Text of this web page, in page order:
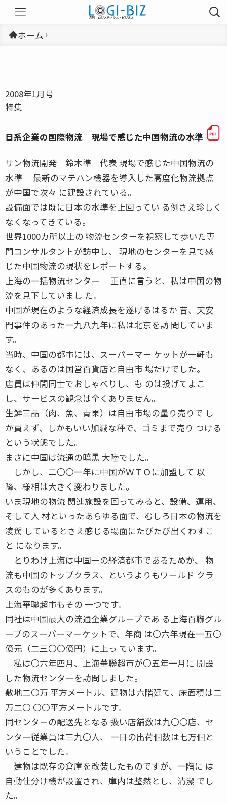
ホーム
2008年1月号
特集
日系企業の国際物流 現場で感じた中国物流の水準
サン物流開発 鈴木準 代表 現場で感じた中国物流の
水準 最新のマテハン機器を導入した高度化物流拠点
が中国で次々 に建設されている。
設備面では既に日本の水準を上回ってい る例さえ珍しく
なくなってきている。
世界1000カ所以上の 物流センターを視察して歩いた専
門コンサルタントが訪中し、 現地のセンターを見て感
じた中国物流の現状をレポートする。
上海の一括物流センター 正直に言うと、私は中国の物
流を見下していまし た。
中国が現在のような経済成長を遂げるはるか 昔、天安
門事件のあった一九八九年に私は北京を訪 問していま
す。
当時、中国の都市には、スーパーマー ケットが一軒も
なく、あるのは国営百貨店と自由市 場だけでした。
店員は仲間同士でおしゃべりし、も のは投げてよこ
し、サービスの観念は全くありません。
生鮮三品（肉、魚、青果）は自由市場の量り売りで し
か買えず、しかもいい加減な秤で、ゴミまで売り つける
という状態でした。
まさに中国は流通の暗黒 大陸でした。
しかし、二〇〇一年に中国がＷＴＯに加盟して 以
降、様相は大きく変わりました。
いま現地の物流 関連施設を回ってみると、設備、運用、
そして人 材といったあらゆる面で、むしろ日本の物流を
凌駕 しているとさえ感じる場面にたびたび出くわすこ
と になります。
とりわけ上海は中国一の経済都市であるためか、 物
流も中国のトップクラス、というよりもワールド クラ
スのものが多くあります。
上海華聯超市もその 一つです。
同社は中国最大の流通企業グループであ る上海百聯グル
ープのスーパーマーケットで、年商 は〇六年現在一五〇
億元（二三〇〇億円）に上っ ています。
私は〇六年四月、上海華聯超市が〇五年一月に 開設
した物流センターを訪問しました。
敷地二〇万 平方メートル、建物は六階建て、床面積は二
万二〇 〇〇平方メートルです。
同センターの配送先となる 扱い店舗数は九〇〇店、セ
ンター従業員は三九〇人、 一日の出荷個数は七万個と
いうことでした。
建物は既存の倉庫を改装したものですが、一階に は
自動仕分け機が設置され、庫内は整然とし、清潔 でし
た。